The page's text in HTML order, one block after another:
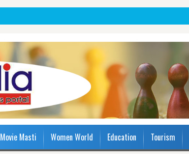
Movie Masti Women World Education Tourism